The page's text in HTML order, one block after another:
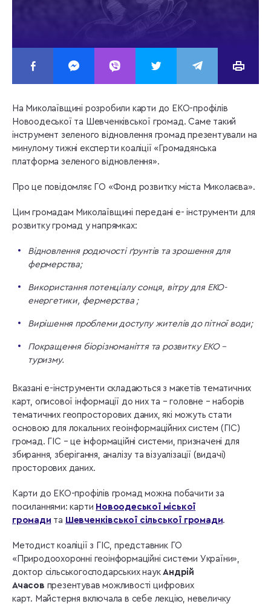
На Миколаївщині розробили карти до ЕКО-профілів
Новоодеської та Шевченківської громад. Саме такий
інструмент зеленого відновлення громад презентували на
минулому тижні експерти коаліції «Громадянська
платформа зеленого відновлення».
Про це повідомляє ГО «Фонд розвитку міста Миколаєва».
Цим громадам Миколаївщині передані е- інструменти для
розвитку громад у напрямках:
Відновлення родючості ґрунтів та зрошення для
фермерства;
Використання потенціалу сонця, вітру для ЕКО-
енергетики, фермерства ;
Вирішення проблеми доступу жителів до пітної води;
Покращення біорізноманіття та розвитку ЕКО –
туризму.
Вказані е-інструменти складаються з макетів тематичних
карт, описової інформації до них та – головне – наборів
тематичних геопросторових даних, які можуть стати
основою для локальних геоінформаційних систем (ГІС)
громад. ГІС – це інформаційні системи, призначені для
збирання, зберігання, аналізу та візуалізації (видачі)
просторових даних.
Карти до ЕКО-профілів громад можна побачити за
посиланнями: карти Новоодеської міської
громади та Шевченківської сільської громади.
Методист коаліції з ГІС, представник ГО
«Природоохоронні геоінформаційні системи України»,
доктор сільськогосподарських наукАндрій
Ачасов презентував можливості цифрових
карт. Майстерня включала в себе лекцію, невеличку